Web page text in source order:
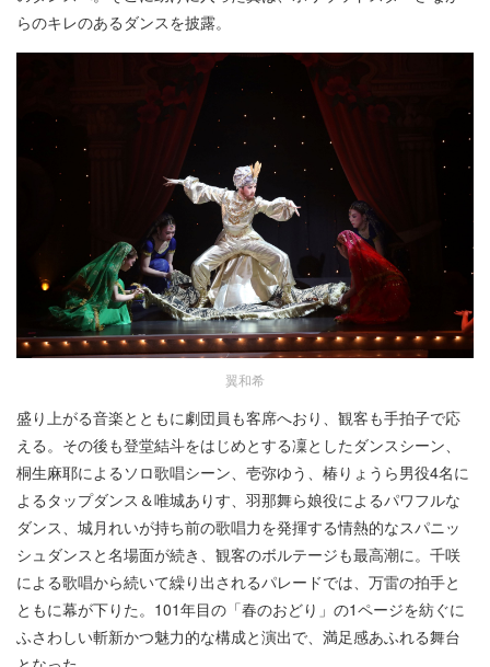
らのキレのあるダンスを披露。
翼和希
盛り上がる音楽とともに劇団員も客席へおり、観客も手拍子で応
える。その後も登堂結斗をはじめとする凜としたダンスシーン、
桐生麻耶によるソロ歌唱シーン、壱弥ゆう、椿りょうら男役4名に
よるタップダンス＆唯城ありす、羽那舞ら娘役によるパワフルな
ダンス、城月れいが持ち前の歌唱力を発揮する情熱的なスパニッ
シュダンスと名場面が続き、観客のボルテージも最高潮に。千咲
による歌唱から続いて繰り出されるパレードでは、万雷の拍手と
ともに幕が下りた。101年目の「春のおどり」の1ページを紡ぐに
ふさわしい斬新かつ魅力的な構成と演出で、満足感あふれる舞台